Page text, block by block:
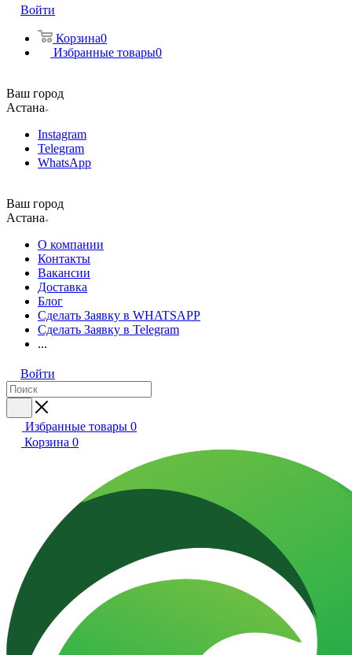
Войти
Корзина0
Избранные товары0
Ваш город
Астана
Instagram
Telegram
WhatsApp
Ваш город
Астана
О компании
Контакты
Вакансии
Доставка
Блог
Сделать Заявку в WHATSAPP
Сделать Заявку в Telegram
...
Войти
Избранные товары 0
Корзина 0